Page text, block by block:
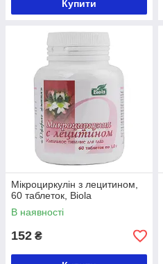
Купити
Мікроциркулін з лецитином,
60 таблеток, Biola
В наявності
152 ₴